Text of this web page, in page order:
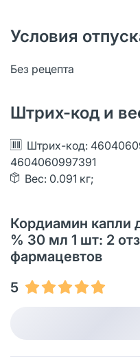
Условия
Без рецепта
Штрих-код и
Штрих-код:
4604060997391
Вес: 0.091 кг;
Кордиамин капли
% 30 мл 1 шт: 2
фармацевтов
5